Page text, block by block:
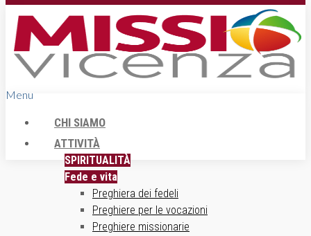
Menu
CHI SIAMO
ATTIVITÀ
SPIRITUALITÀ
Fede e vita
Preghiera dei fedeli
Preghiere per le vocazioni
Preghiere missionarie